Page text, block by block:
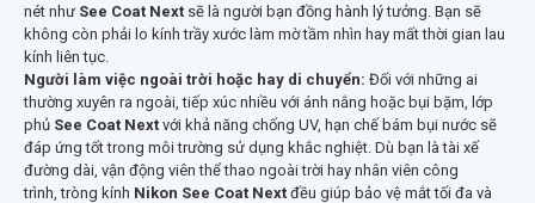
nét như See Coat Next sẽ là người bạn đồng hành lý tưởng. Bạn sẽ
không còn phải lo kính trầy xước làm mờ tầm nhìn hay mất thời gian lau
kính liên tục.
Người làm việc ngoài trời hoặc hay di chuyển: Đối với những ai
thường xuyên ra ngoài, tiếp xúc nhiều với ánh nắng hoặc bụi bặm, lớp
phủ See Coat Next với khả năng chống UV, hạn chế bám bụi nước sẽ
đáp ứng tốt trong môi trường sử dụng khắc nghiệt. Dù bạn là tài xế
đường dài, vận động viên thể thao ngoài trời hay nhân viên công
trình, tròng kính Nikon See Coat Next đều giúp bảo vệ mắt tối đa và